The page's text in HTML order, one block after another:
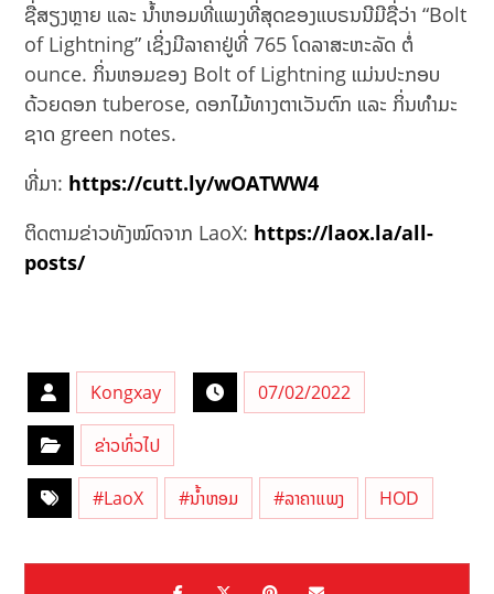
ຊື່ສຽງຫຼາຍ ແລະ ນ້ຳຫອມທີ່ແພງທີ່ສຸດຂອງແບຣນນີມີຊື່ວ່າ “Bolt
of Lightning” ເຊິ່ງມີລາຄາຢູ່ທີ່ 765 ໂດລາສະຫະລັດ ຕໍ່
ounce. ກິ່ນຫອມຂອງ Bolt of Lightning ແມ່ນປະກອບ
ດ້ວຍດອກ tuberose, ດອກໄມ້ທາງຕາເວັນຕົກ ແລະ ກິ່ນທໍາມະ
ຊາດ green notes.
ທີ່ມາ: https://cutt.ly/wOATWW4
ຕິດຕາມຂ່າວທັງໝົດຈາກ LaoX: https://laox.la/all-
posts/
Kongxay 07/02/2022
ຂ່າວທົ່ວໄປ
#LaoX #ນ້ຳຫອມ #ລາຄາແພງ HOD